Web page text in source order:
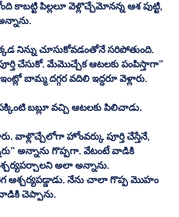
కాబట్టి పిల్లలూ వెళ్లొచ్చేమోనన్న ఆశ పుట్టి,
నిన్ను చూసుకోవడంతోనే సరిపోతుంది.
చేసుకో. మేమొచ్చేక ఆటలకు పంపిస్తాగా”
బామ్మ దగ్గర వదిలి ఇద్దరూ వెళ్లారు.
బబ్లూ వచ్చి ఆటలకు పిలిచాడు.
వాళ్లొచ్చేలోగా హోంవర్కు పూర్తి చేస్తేనే,
అన్నాను గొప్పగా. వేటంటే వాడికి
అలా అన్నాను.
ఆశ్చర్యపడ్డాడు. నేను చాలా గొప్ప మొహం
చెప్పాను.